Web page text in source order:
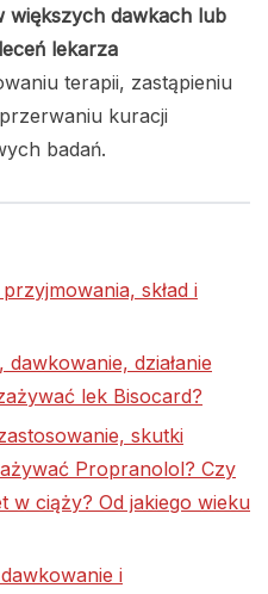
większych dawkach lub
lekarza
terapii, zastąpieniu
kuracji
badań.
skład i
działanie
lek Bisocard?
skutki
Propranolol? Czy
w ciąży? Od jakiego wieku
i